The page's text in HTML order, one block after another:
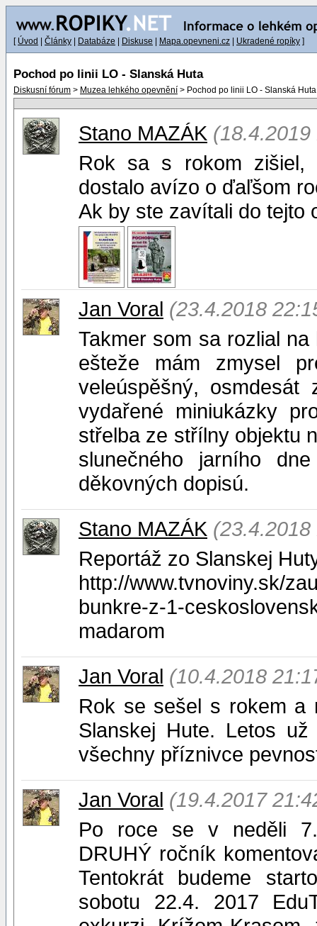
[ Úvod Články Databáze Diskuse Mapa.opevneni.cz Ukradené ropíky ]
Pochod po linii LO - Slanská Huta
Diskusní fórum > Muzea lehkého opevnění > Pochod po linii LO - Slanská Huta
Stano MAZÁK (18.4.2019
Rok sa s rokom zišiel,
dostalo avízo o ďaľšom
Ak by ste zavítali do tejto
Jan Voral (23.4.2018
Takmer som sa rozlial
ešteže mám zmysel
veleúspěšný,
vydařené miniukázky
střelba ze střílny objektu
slunečného jarního
děkovných dopisú.
Stano MAZÁK (23.4.2018
Reportáž zo Slanskej
http://www.tvnoviny.sk/
bunkre-z-1-
madarom
Jan Voral (10.4.2018
Rok se sešel s rokem a
Slanskej Hute. Letos
všechny příznivce
Jan Voral (19.4.2017
Po roce se v neděli
DRUHÝ ročník
Tentokrát budeme
sobotu 22.4. 2017